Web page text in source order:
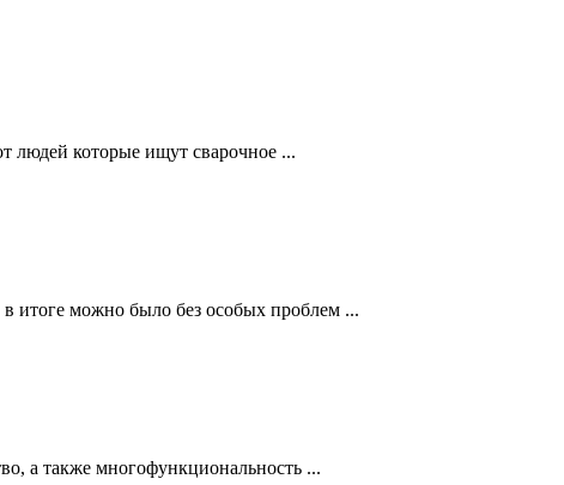
людей которые ищут сварочное ...
итоге можно было без особых проблем ...
а также многофункциональность ...